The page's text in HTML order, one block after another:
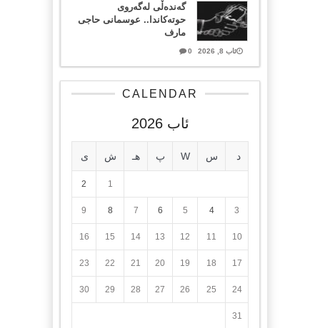
گەندەڵی لەگەروی
حوتەکاندا.. عوسمانی حاجی
مارف
ئاب 8, 2026 0
CALENDAR
ئاب 2026
د س W پ هـ ش ی
1
2
3
4
5
6
7
8
9
10
11
12
13
14
15
16
17
18
19
20
21
22
23
24
25
26
27
28
29
30
31